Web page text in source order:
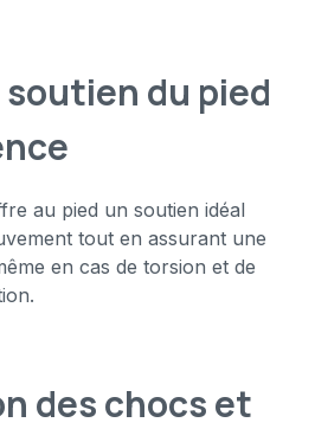
du pied
au pied un soutien idéal
tout en assurant une
en cas de torsion et de
des chocs et